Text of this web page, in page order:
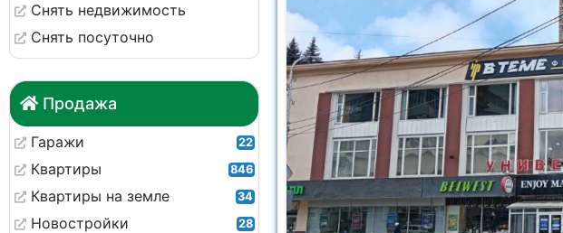
Снять недвижимость
Снять посуточно
Продажа
Гаражи 22
Квартиры 846
Квартиры на земле 34
Новостройки 28